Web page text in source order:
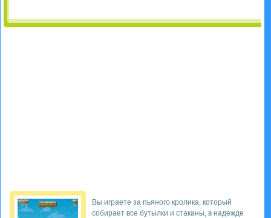
Вы играете за пьяного кролика, который
собирает все бутылки и стаканы, в надежде